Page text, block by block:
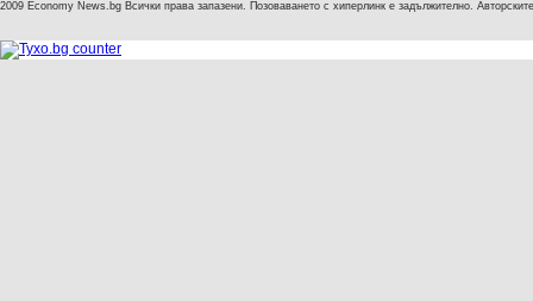
2009 Economy News.bg Всички права запазени. Позоваването с хиперлинк е задължително.